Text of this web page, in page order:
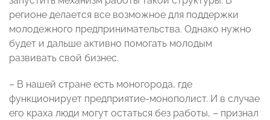
регионе делается все возможное для поддержки
молодежного предпринимательства. Однако нужно
будет и дальше активно помогать молодым
развивать свой бизнес.
– В нашей стране есть моногорода, где
функционирует предприятие-монополист. И в случае
его краха люди могут остаться без работы, ­– признал